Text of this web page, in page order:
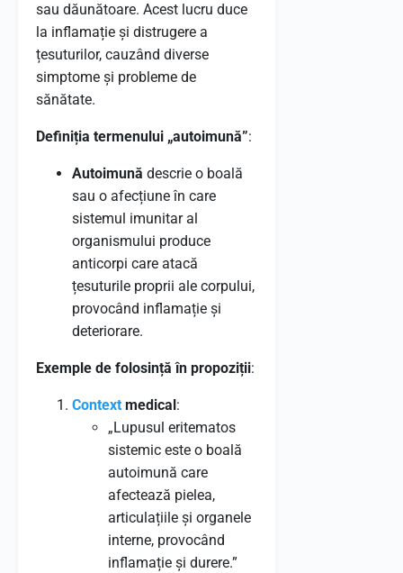
sau dăunătoare. Acest lucru duce
la inflamație și distrugere a
țesuturilor, cauzând diverse
simptome și probleme de
sănătate.
Definiția termenului „autoimună”:
Autoimună descrie o boală
sau o afecțiune în care
sistemul imunitar al
organismului produce
anticorpi care atacă
țesuturile proprii ale corpului,
provocând inflamație și
deteriorare.
Exemple de folosință în propoziții:
Context medical:
„Lupusul eritematos
sistemic este o boală
autoimună care
afectează pielea,
articulațiile și organele
interne, provocând
inflamație și durere.”